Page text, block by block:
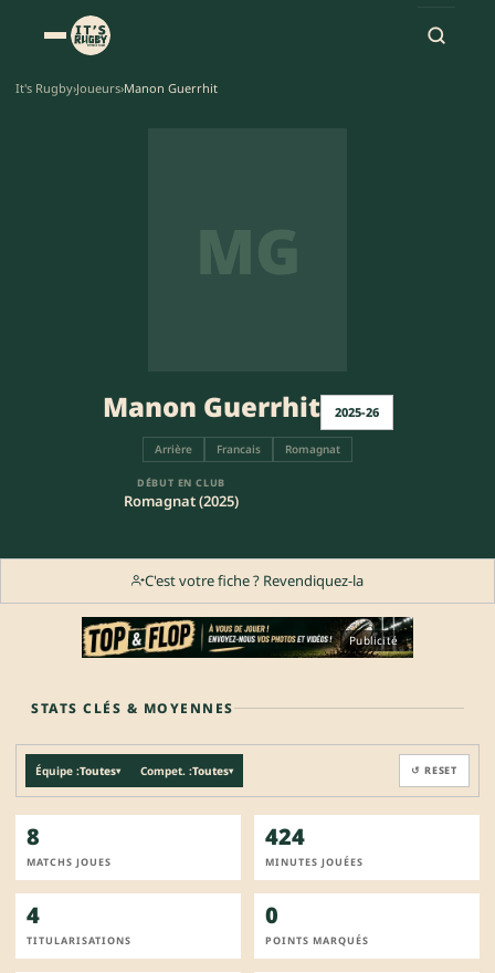
It's Rugby›Joueurs›Manon Guerrhit
MG
Manon Guerrhit 2025-26
Arrière Francais Romagnat
DÉBUT EN CLUB
Romagnat (2025)
C'est votre fiche ? Revendiquez-la
Publicité
STATS CLÉS & MOYENNES
Équipe :Toutes▾ Compet. :Toutes▾ ↺ RESET
8
MATCHS JOUES
424
MINUTES JOUÉES
4
TITULARISATIONS
0
POINTS MARQUÉS